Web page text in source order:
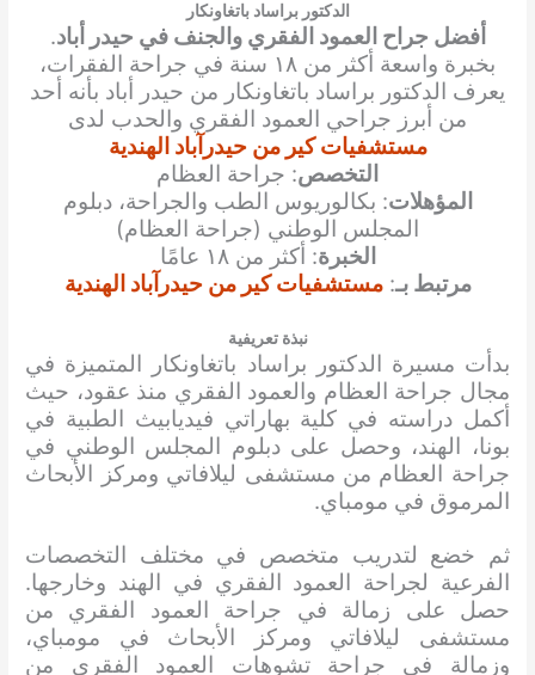
الدكتور براساد باتغاونكار
أفضل جراح العمود الفقري والجنف في حيدر أباد.
بخبرة واسعة أكثر من ١٨ سنة في جراحة الفقرات،
يعرف الدكتور براساد باتغاونكار من حيدر أباد بأنه أحد
من أبرز جراحي العمود الفقري والحدب لدى
مستشفيات كير من حيدرآباد الهندية
التخصص: جراحة العظام
المؤهلات: بكالوريوس الطب والجراحة، دبلوم
المجلس الوطني (جراحة العظام)
الخبرة: أكثر من ١٨ عامًا
مرتبط بـ:مستشفيات كير من حيدرآباد الهندية
نبذة تعريفية
بدأت مسيرة الدكتور براساد باتغاونكار المتميزة في
مجال جراحة العظام والعمود الفقري منذ عقود، حيث
أكمل دراسته في كلية بهاراتي فيديابيث الطبية في
بونا، الهند، وحصل على دبلوم المجلس الوطني في
جراحة العظام من مستشفى ليلافاتي ومركز الأبحاث
المرموق في مومباي.
ثم خضع لتدريب متخصص في مختلف التخصصات
الفرعية لجراحة العمود الفقري في الهند وخارجها.
حصل على زمالة في جراحة العمود الفقري من
مستشفى ليلافاتي ومركز الأبحاث في مومباي،
وزمالة في جراحة تشوهات العمود الفقري من